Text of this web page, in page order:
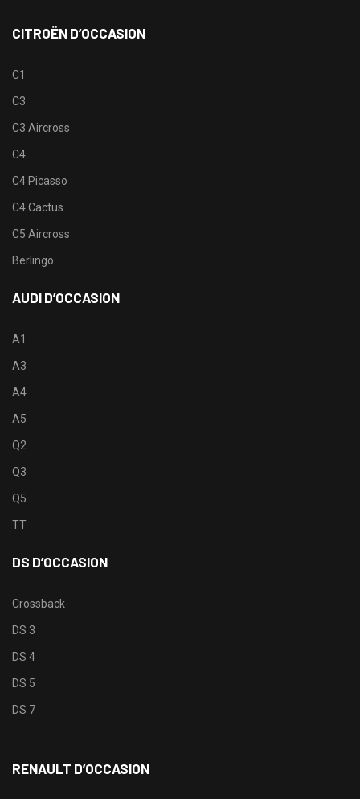
CITROËN D’OCCASION
C1
C3
C3 Aircross
C4
C4 Picasso
C4 Cactus
C5 Aircross
Berlingo
AUDI D’OCCASION
A1
A3
A4
A5
Q2
Q3
Q5
TT
DS D’OCCASION
Crossback
DS 3
DS 4
DS 5
DS 7
RENAULT D’OCCASION